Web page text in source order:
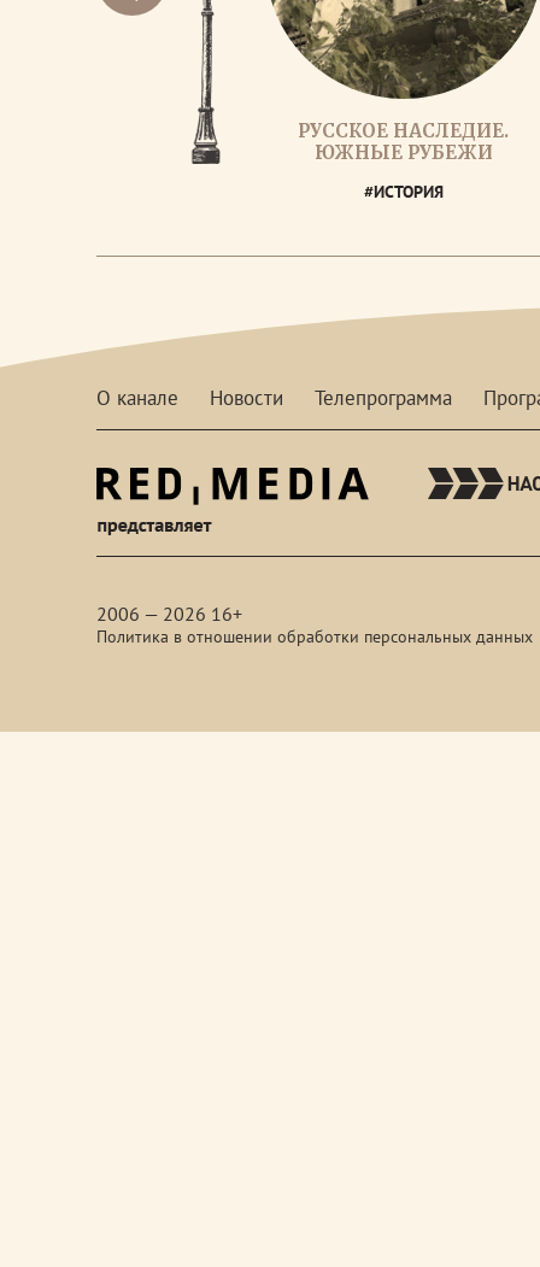
РУССКОЕ НАСЛЕДИЕ.
ЮЖНЫЕ РУБЕЖИ
#ИСТОРИЯ
О канале Новости Телепрограмма
2006 — 2026 16+
Политика в отношении обработки персональных данных